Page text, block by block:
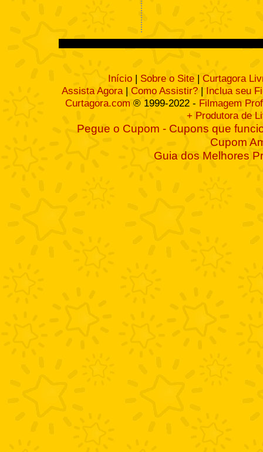
Início | Sobre o Site | Curtagora
Assista Agora| Como Assistir? | Inclua seu
Curtagora.com ® 1999-2022 - Filmagem
+ Produtora de
Pegue o Cupom - Cupons que
Cupom
Guia dos Melhores